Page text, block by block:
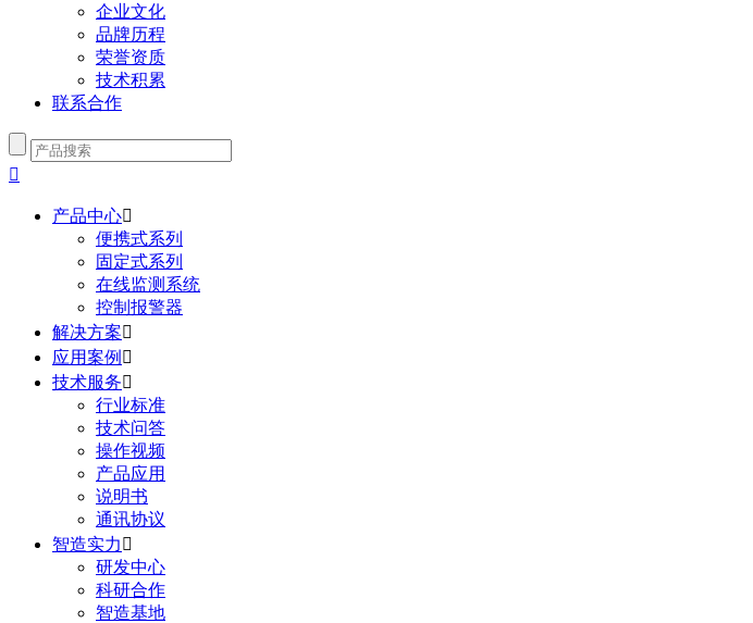
企业文化
品牌历程
荣誉资质
技术积累
联系合作

产品中心
便携式系列
固定式系列
在线监测系统
控制报警器
解决方案
应用案例 
技术服务
行业标准
技术问答
操作视频
产品应用
说明书
通讯协议
智造实力 
研发中心
科研合作
智造基地